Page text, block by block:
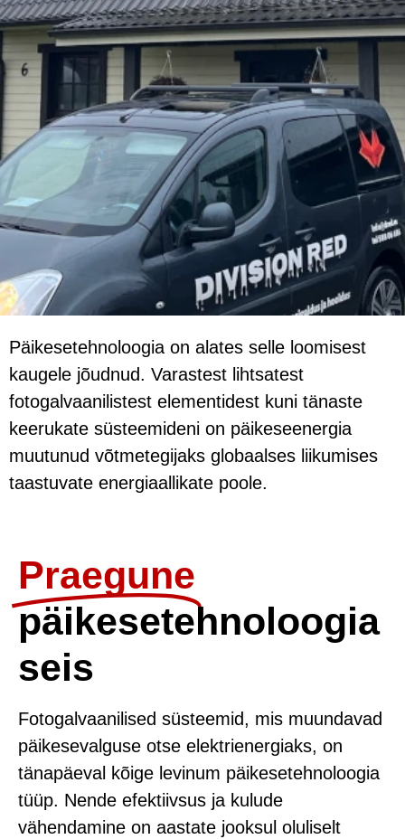
Päikesetehnoloogia on alates selle loomisest
kaugele jõudnud. Varastest lihtsatest
fotogalvaanilistest elementidest kuni tänaste
keerukate süsteemideni on päikeseenergia
muutunud võtmetegijaks globaalses liikumises
taastuvate energiaallikate poole.
Praegune
päikesetehnoloogia
seis
Fotogalvaanilised süsteemid, mis muundavad
päikesevalguse otse elektrienergiaks, on
tänapäeval kõige levinum päikesetehnoloogia
tüüp. Nende efektiivsus ja kulude
vähendamine on aastate jooksul oluliselt